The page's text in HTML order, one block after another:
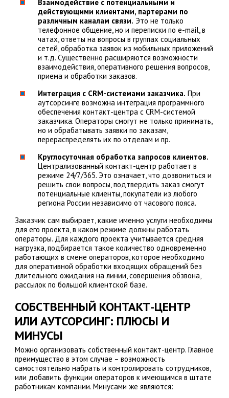
Взаимодействие с потенциальными и
действующими клиентами, партерами по
различным каналам связи. Это не только
телефонное общение, но и переписки по e-mail, в
чатах, ответы на вопросы в группах социальных
сетей, обработка заявок из мобильных приложений
и т.д. Существенно расширяются возможности
взаимодействия, оперативного решения вопросов,
приема и обработки заказов.
Интеграция с CRM-системами заказчика. При
аутсорсинге возможна интеграция программного
обеспечения контакт-центра с CRM-системой
заказчика. Операторы смогут не только принимать,
но и обрабатывать заявки по заказам,
перераспределять их по отделам и пр.
Круглосуточная обработка запросов клиентов.
Централизованный контакт-центр работает в
режиме 24/7/365. Это означает, что дозвониться и
решить свои вопросы, подтвердить заказ смогут
потенциальные клиенты, покупатели из любого
региона России независимо от часового пояса.
Заказчик сам выбирает, какие именно услуги необходимы
для его проекта, в каком режиме должны работать
операторы. Для каждого проекта учитывается средняя
нагрузка, подбирается такое количество одновременно
работающих в смене операторов, которое необходимо
для оперативной обработки входящих обращений без
длительного ожидания на линии, совершения обзвона,
рассылок по большой клиентской базе.
СОБСТВЕННЫЙ КОНТАКТ-ЦЕНТР
ИЛИ АУТСОРСИНГ: ПЛЮСЫ И
МИНУСЫ
Можно организовать собственный контакт-центр. Главное
преимущество в этом случае – возможность
самостоятельно набрать и контролировать сотрудников,
или добавить функции операторов к имеющимся в штате
работникам компании. Минусами же являются: